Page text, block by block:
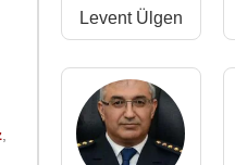
Levent Ülgen